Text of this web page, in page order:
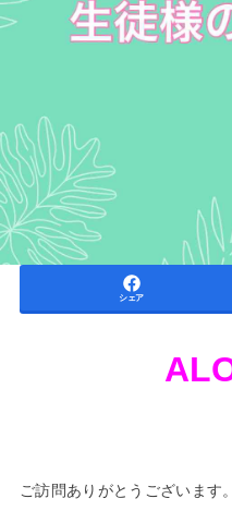
シェア
ご訪問ありがとうございます。